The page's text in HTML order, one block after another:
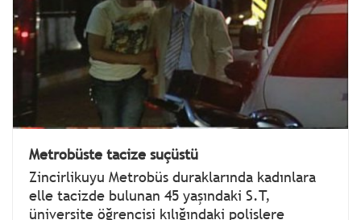
Metrobüste tacize suçüstü
Zincirlikuyu Metrobüs duraklarında kadınlara
elle tacizde bulunan 45 yaşındaki S.T,
üniversite öğrencisi kılığındaki polislere